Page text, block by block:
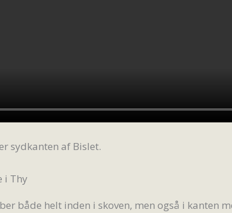
sydkanten af Bislet.
både helt inden i skoven, men også i kanten